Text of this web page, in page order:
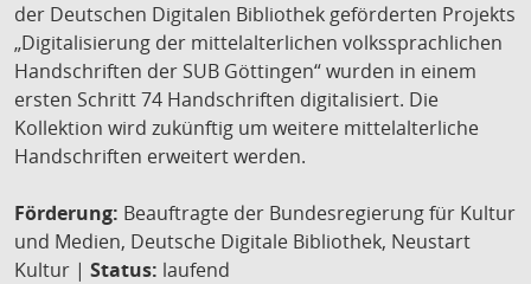
der Deutschen Digitalen Bibliothek geförderten Projekts
„Digitalisierung der mittelalterlichen volkssprachlichen
Handschriften der SUB Göttingen“ wurden in einem
ersten Schritt 74 Handschriften digitalisiert. Die
Kollektion wird zukünftig um weitere mittelalterliche
Handschriften erweitert werden.
Förderung: Beauftragte der Bundesregierung für Kultur
und Medien, Deutsche Digitale Bibliothek, Neustart
Kultur | Status: laufend